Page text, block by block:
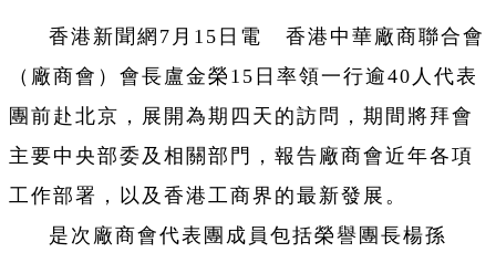
香港新聞網7月15日電 香港中華廠商聯合會
（廠商會）會長盧金榮15日率領一行逾40人代表
團前赴北京，展開為期四天的訪問，期間將拜會
主要中央部委及相關部門，報告廠商會近年各項
工作部署，以及香港工商界的最新發展。
是次廠商會代表團成員包括榮譽團長楊孫